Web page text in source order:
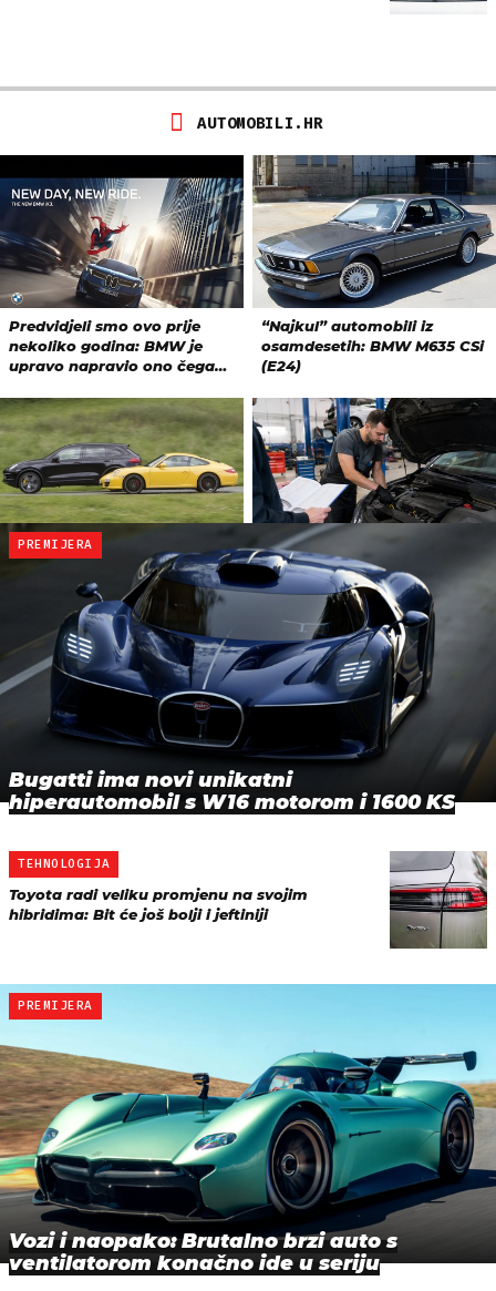
PREMIJERA
Bugatti ima novi unikatni
hiperautomobil s W16 motorom i 1600 KS
TEHNOLOGIJA
Toyota radi veliku promjenu na svojim
hibridima: Bit će još bolji i jeftiniji
PREMIJERA
Vozi i naopako: Brutalno brzi auto s
ventilatorom konačno ide u seriju